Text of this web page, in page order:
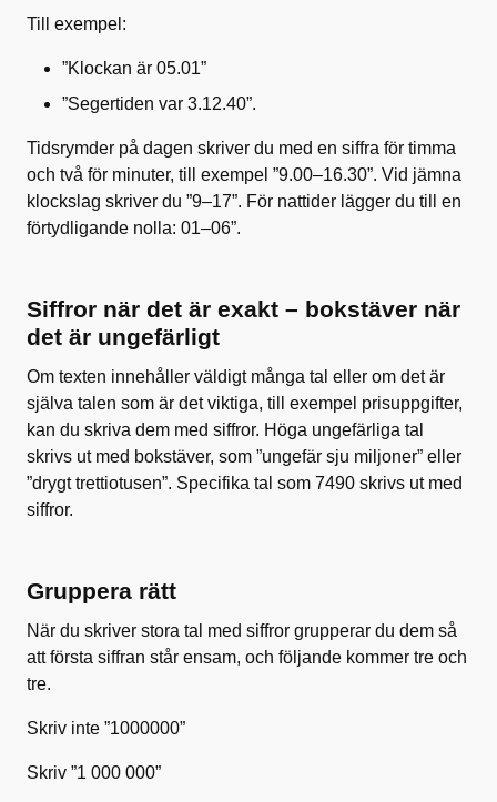
Till exempel:
”Klockan är 05.01”
”Segertiden var 3.12.40”.
Tidsrymder på dagen skriver du med en siffra för timma
och två för minuter, till exempel ”9.00–16.30”. Vid jämna
klockslag skriver du ”9–17”. För nattider lägger du till en
förtydligande nolla: 01–06”.
Siffror när det är exakt – bokstäver när
det är ungefärligt
Om texten innehåller väldigt många tal eller om det är
själva talen som är det viktiga, till exempel prisuppgifter,
kan du skriva dem med siffror. Höga ungefärliga tal
skrivs ut med bokstäver, som ”ungefär sju miljoner” eller
”drygt trettiotusen”. Specifika tal som 7490 skrivs ut med
siffror.
Gruppera rätt
När du skriver stora tal med siffror grupperar du dem så
att första siffran står ensam, och följande kommer tre och
tre.
Skriv inte ”1000000”
Skriv ”1 000 000”